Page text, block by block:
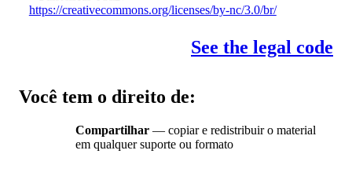
https://creativecommons.org/licenses/by-nc/3.0/br/
See the legal code
Você tem o direito de:
Compartilhar — copiar e redistribuir o material
em qualquer suporte ou formato